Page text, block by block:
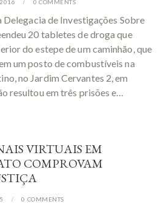
0 COMMENTS
de Investigações Sobre
20 tabletes de droga que
do estepe de um caminhão, que
um posto de combustíveis na
no Jardim Cervantes 2, em
resultou em três prisões e…
VIRTUAIS EM
COMPROVAM
0 COMMENTS